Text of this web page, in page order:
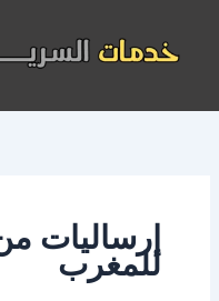
المحتوى
إرساليات
للمغرب